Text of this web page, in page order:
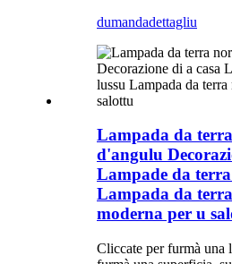
dumandadettagliu
Lampada da
d'angulu
Lampade da
Lampada da
moderna per u
Cliccate per furmà una